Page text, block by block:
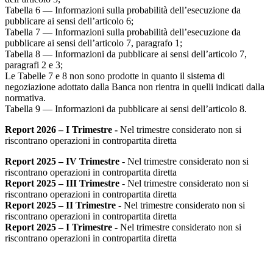
Tabella 6 — Informazioni sulla probabilità dell’esecuzione da
pubblicare ai sensi dell’articolo 6;
Tabella 7 — Informazioni sulla probabilità dell’esecuzione da
pubblicare ai sensi dell’articolo 7, paragrafo 1;
Tabella 8 — Informazioni da pubblicare ai sensi dell’articolo 7,
paragrafi 2 e 3;
Le Tabelle 7 e 8 non sono prodotte in quanto il sistema di
negoziazione adottato dalla Banca non rientra in quelli indicati dalla
normativa.
Tabella 9 — Informazioni da pubblicare ai sensi dell’articolo 8.
Report 2026 – I Trimestre - Nel trimestre considerato non si
riscontrano operazioni in contropartita diretta
Report 2025 – IV Trimestre - Nel trimestre considerato non si
riscontrano operazioni in contropartita diretta
Report 2025 – III Trimestre - Nel trimestre considerato non si
riscontrano operazioni in contropartita diretta
Report 2025 – II Trimestre - Nel trimestre considerato non si
riscontrano operazioni in contropartita diretta
Report 2025 – I Trimestre - Nel trimestre considerato non si
riscontrano operazioni in contropartita diretta